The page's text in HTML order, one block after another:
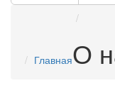
ГлавнаяО